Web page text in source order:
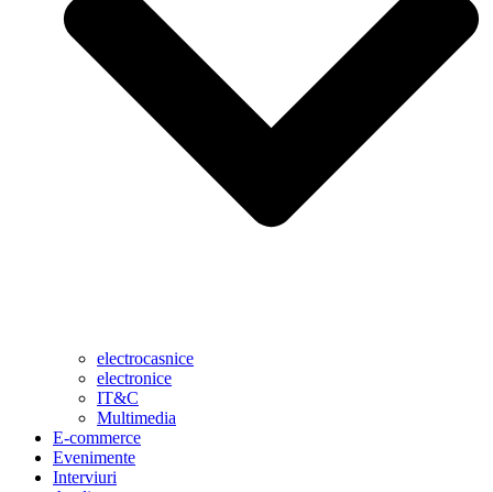
electrocasnice
electronice
IT&C
Multimedia
E-commerce
Evenimente
Interviuri